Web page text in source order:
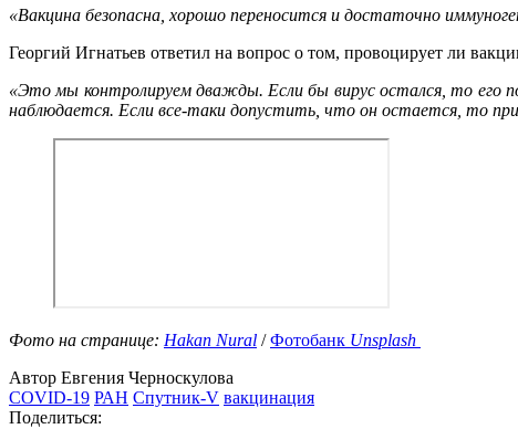
«Вакцина безопасна, хорошо переносится и достаточно
Георгий Игнатьев ответил на вопрос о том, провоцирует ли
«Это мы контролируем дважды. Если бы вирус остался, то его
наблюдается. Если все-таки допустить, что он остается, то
Фото на странице: Hakan Nural /Фотобанк Unsplash
Автор Евгения Черноскулова
COVID-19 РАН Спутник-V вакцинация
Поделиться: